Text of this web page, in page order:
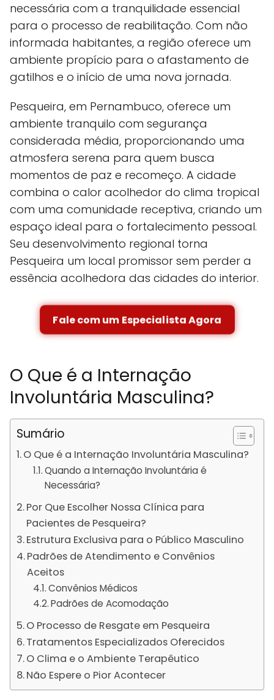
necessária com a tranquilidade essencial
para o processo de reabilitação. Com não
informada habitantes, a região oferece um
ambiente propício para o afastamento de
gatilhos e o início de uma nova jornada.
Pesqueira, em Pernambuco, oferece um
ambiente tranquilo com segurança
considerada média, proporcionando uma
atmosfera serena para quem busca
momentos de paz e recomeço. A cidade
combina o calor acolhedor do clima tropical
com uma comunidade receptiva, criando um
espaço ideal para o fortalecimento pessoal.
Seu desenvolvimento regional torna
Pesqueira um local promissor sem perder a
essência acolhedora das cidades do interior.
Fale com um Especialista Agora
O Que é a Internação
Involuntária Masculina?
Sumário
O Que é a Internação Involuntária Masculina?
Quando a Internação Involuntária é
Necessária?
Por Que Escolher Nossa Clínica para
Pacientes de Pesqueira?
Estrutura Exclusiva para o Público Masculino
Padrões de Atendimento e Convênios
Aceitos
Convênios Médicos
Padrões de Acomodação
O Processo de Resgate em Pesqueira
Tratamentos Especializados Oferecidos
O Clima e o Ambiente Terapêutico
Não Espere o Pior Acontecer